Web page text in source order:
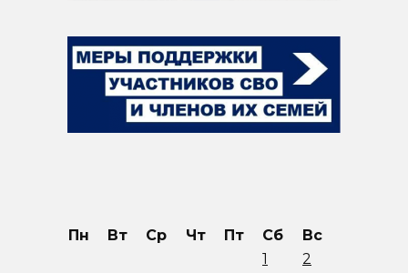
Пн Вт Ср Чт Пт Сб
Вс
1
2